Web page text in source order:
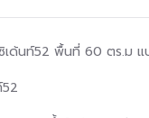
ซิเด้นท์52 พื้นที่ 60 ตร.ม
52